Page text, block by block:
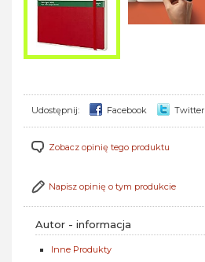
Udostępnij: Facebook Twitter
Zobacz opinię tego produktu
Napisz opinię o tym produkcie
Autor - informacja
Inne Produkty